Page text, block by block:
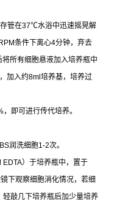
管在37℃水浴中迅速摇晃解
条件下离心4分钟，弃去
所有细胞悬液加入培养瓶中
加入约8ml培养基，培养过
，即可进行传代培养。
润洗细胞1-2次。
EDTA）于培养瓶中，置于
下观察细胞消化情况，若细
敲几下培养瓶后加少量培养